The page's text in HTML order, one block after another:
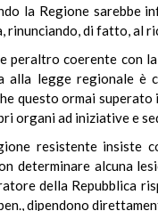
la Regione
rinunciando, di fatto, al
peraltro coerente con
alla legge regionale è
questo ormai
organi ad iniziative e
resistente insiste
determinare alcuna
della Repubblica
dipendono